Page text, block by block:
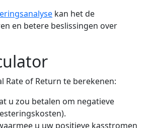
kan het de
en betere beslissingen over
Rate of Return te berekenen:
u zou betalen om negatieve
u uw positieve kasstromen